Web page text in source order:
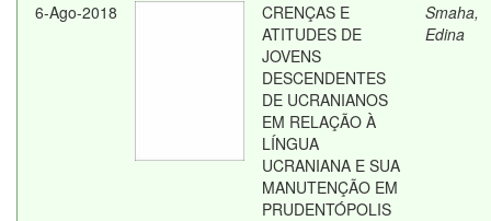
6-Ago-2018
CRENÇAS E
ATITUDES DE
JOVENS
DESCENDENTES
DE UCRANIANOS
EM RELAÇÃO À
LÍNGUA
UCRANIANA E SUA
MANUTENÇÃO EM
PRUDENTÓPOLIS
Smaha,
Edina